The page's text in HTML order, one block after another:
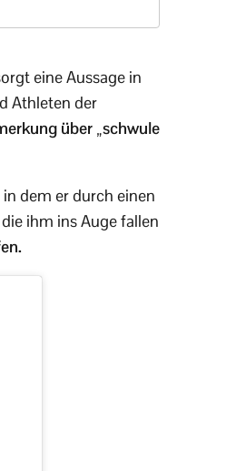
eine Aussage in
Athleten der
über „schwule
dem er durch einen
ihm ins Auge fallen